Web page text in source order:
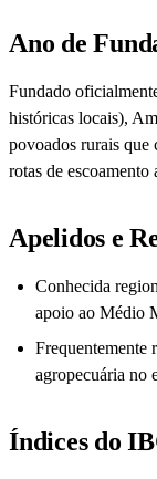
Ano de
Fundado
históricas locais),
povoados rurais que
rotas de escoamento
Apelidos e
Conhecida
apoio ao Médio
Frequentemente
agropecuária no
Índices do